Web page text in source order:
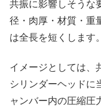
共振に影響しそうな
径・肉厚・材質・重
は全長を短くします。
イメージとしては、
シリンダーヘッドに
ャンバー内の圧縮圧